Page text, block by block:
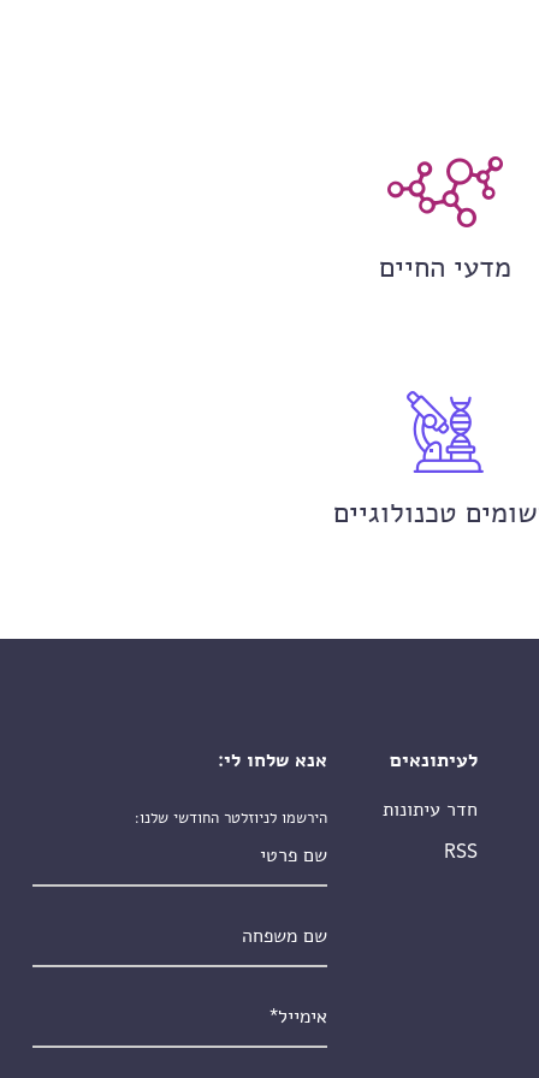
מדעי החיים
טכנולוגיים
לעיתונאים
חדר עיתונות
RSS
אנא שלחו לי:
הירשמו לניוזלטר החודשי שלנו: